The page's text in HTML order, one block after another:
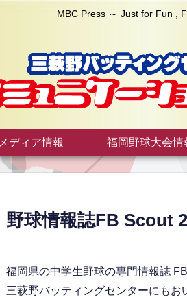
MBC Press ～ Just for Fun ,
メディア情報 福岡野球大会情
野球情報誌FB Scout
福岡県の中学生野球の専門情報誌
三萩野バッティングセンターにもお